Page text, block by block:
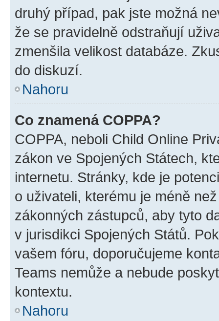
druhý případ, pak jste možná
že se pravidelně odstraňují
zmenšila velikost databáze.
do diskuzí.
Nahoru
Co znamená COPPA?
COPPA, neboli Child Online
zákon ve Spojených Státech,
internetu. Stránky, kde je
o uživateli, kterému je méně
zákonných zástupců, aby tyto
v jurisdikci Spojených Států.
vašem fóru, doporučujeme
Teams nemůže a nebude
kontextu.
Nahoru